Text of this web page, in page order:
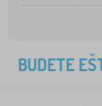
BUDETE